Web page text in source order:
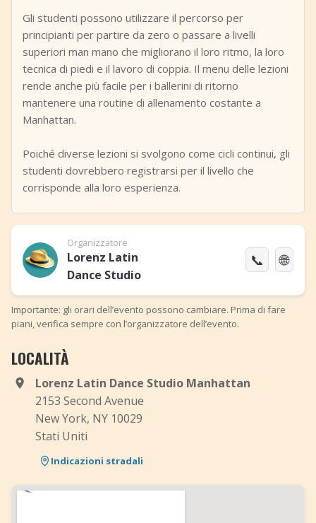
Gli studenti possono utilizzare il percorso per
principianti per partire da zero o passare a livelli
superiori man mano che migliorano il loro ritmo, la loro
tecnica di piedi e il lavoro di coppia. Il menu delle lezioni
rende anche più facile per i ballerini di ritorno
mantenere una routine di allenamento costante a
Manhattan.
Poiché diverse lezioni si svolgono come cicli continui, gli
studenti dovrebbero registrarsi per il livello che
corrisponde alla loro esperienza.
Organizzatore
Lorenz Latin
Dance Studio
📞 🌐
Importante: gli orari dell’evento possono cambiare. Prima di fare
piani, verifica sempre con l’organizzatore dell’evento.
LOCALITÀ
Lorenz Latin Dance Studio Manhattan
2153 Second Avenue
New York, NY 10029
Stati Uniti
Indicazioni stradali